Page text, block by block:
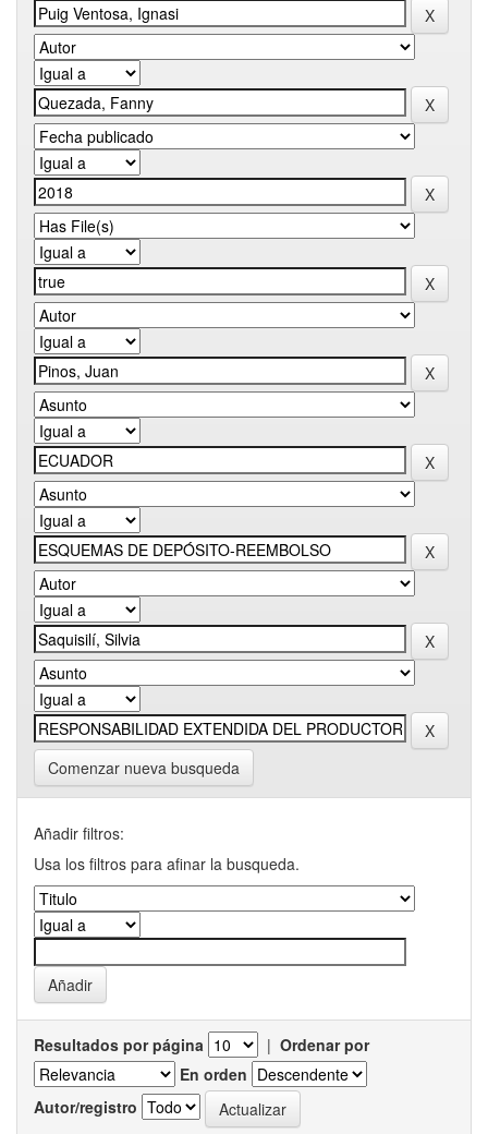
Comenzar nueva busqueda
Añadir filtros:
Usa los filtros para afinar la busqueda.
Resultados por página | Ordenar por
En orden
Autor/registro